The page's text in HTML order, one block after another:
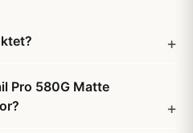
Pro 580G Matte